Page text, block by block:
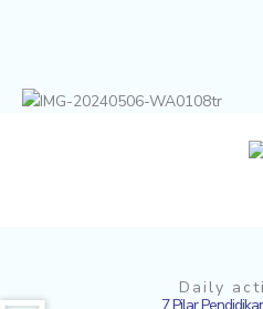
Daily
7 Pilar